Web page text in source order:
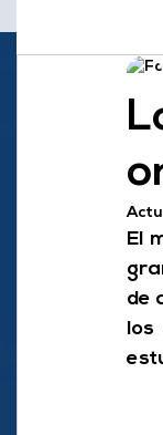
El
de
los